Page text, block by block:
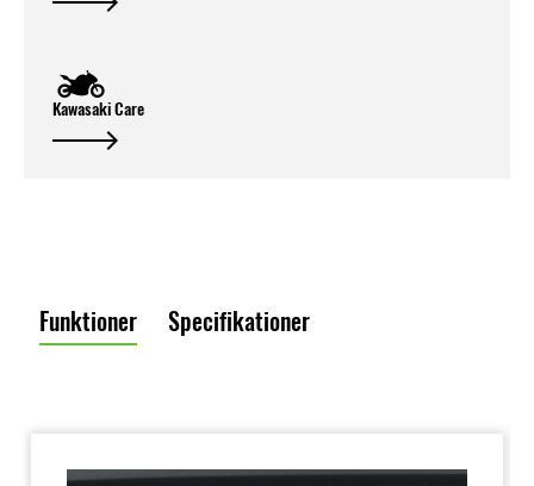
Kawasaki Care
Funktioner Specifikationer